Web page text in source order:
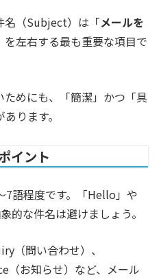
名（Subject）は「メールを
を左右する最も重要な項目で
めにも、「簡潔」かつ「具
ります。
イント
7語程度です。「Hello」や
的な件名は避けましょう。
（問い合わせ）、
お知らせ）など、メール